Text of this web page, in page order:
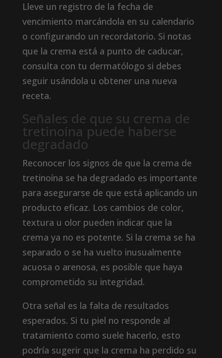
Lleve un registro de la fecha de
vencimiento marcándola en su calendario
o configurando un recordatorio. Si notas
que la crema está a punto de caducar,
consulta con tu dermatólogo si debes
seguir usándola u obtener una nueva
receta.
Señales de que su crema de
tretinoína puede haberse
degradado
Reconocer los signos de que la crema de
tretinoína se ha degradado es importante
para asegurarse de que está aplicando un
producto eficaz. Los cambios de color,
textura u olor pueden indicar que la
crema ya no es potente. Si la crema se ha
separado o se ha vuelto inusualmente
acuosa o arenosa, es posible que haya
comprometido su integridad.
Otra señal es la falta de resultados
esperados. Si tu piel no responde al
tratamiento como suele hacerlo, esto
podría sugerir que la crema ha perdido su